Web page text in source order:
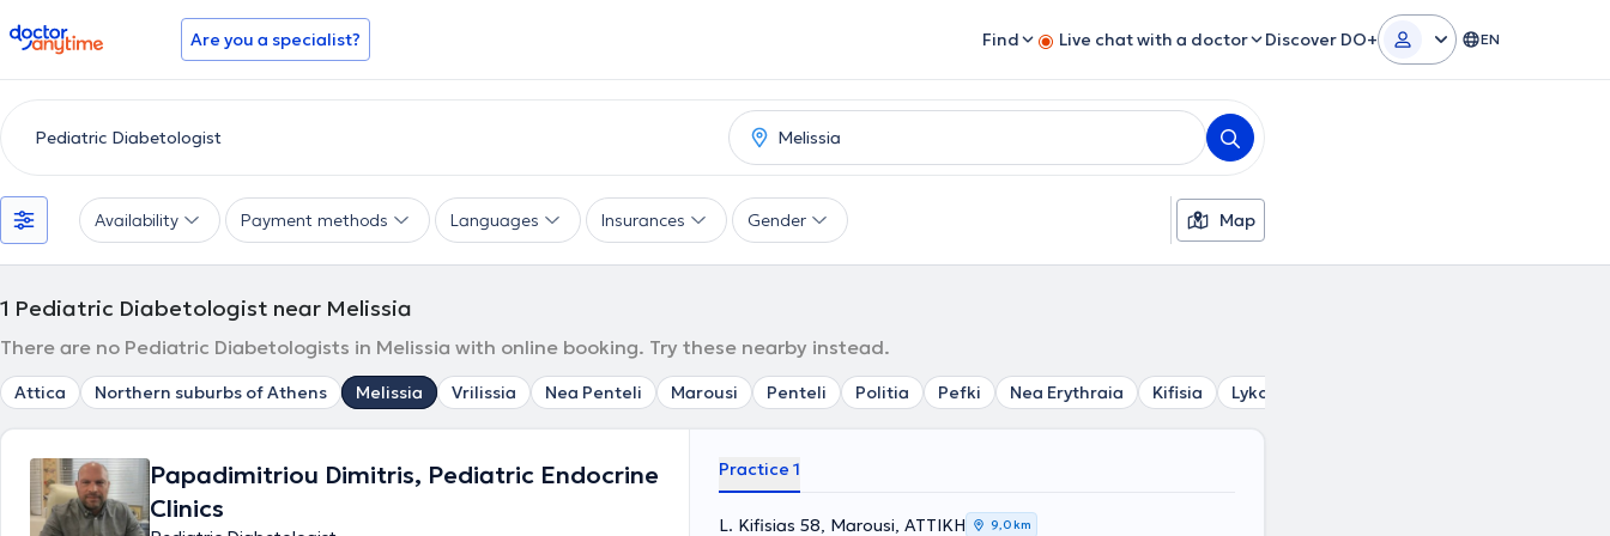
doctoranytime Are you a specialist? Find Live chat with a doctor Discover DO+ EN
Availability Payment methods Languages Insurances Gender Map
1 Pediatric Diabetologist near Melissia
There are no Pediatric Diabetologists in Melissia with online booking. Try these nearby instead.
Attica Northern suburbs of Athens Melissia Vrilissia Nea Penteli Marousi Penteli Politia Pefki Nea Erythraia Kifisia Lykovrysi
Papadimitriou Dimitris, Pediatric Endocrine
Clinics
Practice 1
L. Kifisias 58, Marousi, ΑΤΤΙΚΗ 9,0 km